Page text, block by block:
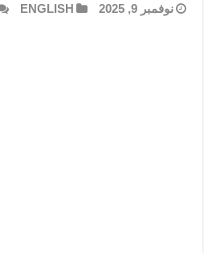
نوفمبر 9, 2025 ENGLISH